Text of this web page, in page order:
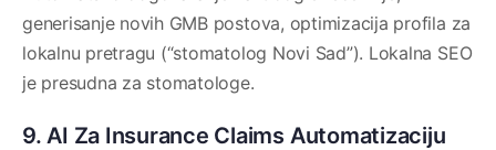
generisanje novih GMB postova, optimizacija profila za
lokalnu pretragu (“stomatolog Novi Sad”). Lokalna SEO
je presudna za stomatologe.
9. AI Za Insurance Claims Automatizaciju